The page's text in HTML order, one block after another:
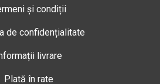
și condiții
de confidențialitate
livrare
Plată în rate